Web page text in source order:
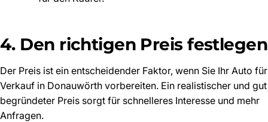
4. Den richtigen Preis festlegen
Der Preis ist ein entscheidender Faktor, wenn Sie Ihr Auto für
Verkauf in Donauwörth vorbereiten. Ein realistischer und gut
begründeter Preis sorgt für schnelleres Interesse und mehr
Anfragen.